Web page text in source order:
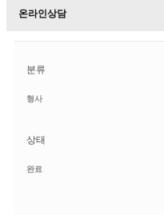
온라인상담
분류
형사
상태
완료